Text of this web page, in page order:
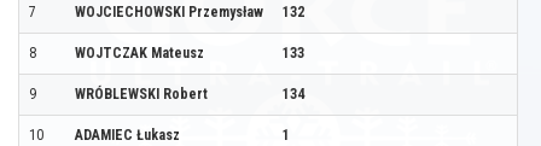
7 WOJCIECHOWSKI Przemysław 132
8 WOJTCZAK Mateusz 133
9 WRÓBLEWSKI Robert 134
10 ADAMIEC Łukasz 1